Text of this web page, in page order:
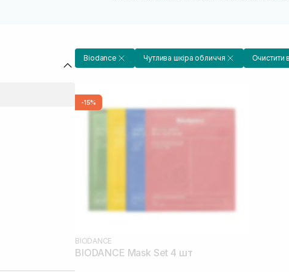
Biodance Чутлива шкіра обличчя Очистити
-15%
BIODANCE
BIODANCE Mask Set 4 шт